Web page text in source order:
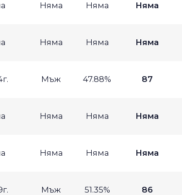
Няма Няма Няма
Няма Няма Няма
Мъж 47.88% 87
Няма Няма Няма
Няма Няма Няма
Мъж 51.35% 86